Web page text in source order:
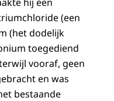
(een
(het dodelijk
toegediend
vooraf, geen
en was
bestaande